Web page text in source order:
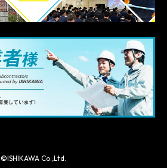
©ISHIKAWA Co.,Ltd.